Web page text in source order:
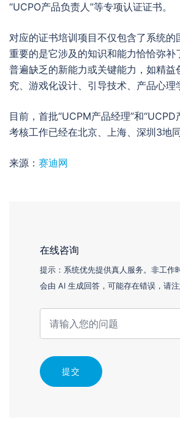
“UCPO产品负责人”等专项认证证书。
对应的证书培训项目不仅包含了系统的
重要的是它涉及的知识和能力恰恰弥补
普遍缺乏的新能力或关键能力，如精益
究、游戏化设计、引导技术、产品心理
目前，首批“UCPM产品经理”和“UCPD
考核工作已经在北京、上海、深圳3地同
来源： 赛迪网
在线咨询
提示：系统优先提供真人服务。非工作
会由 AI 生成回答，可能存在错误，请注
提交